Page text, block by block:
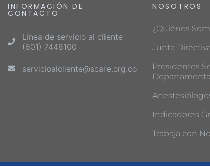
INFORMACIÓN DE
CONTACTO
Línea de servicio al cliente
(601) 7448100
servicioalcliente@scare.org.co
NOSOTROS
¿Quiénes
Junta
Presidentes
Indicadores
Trabaja con